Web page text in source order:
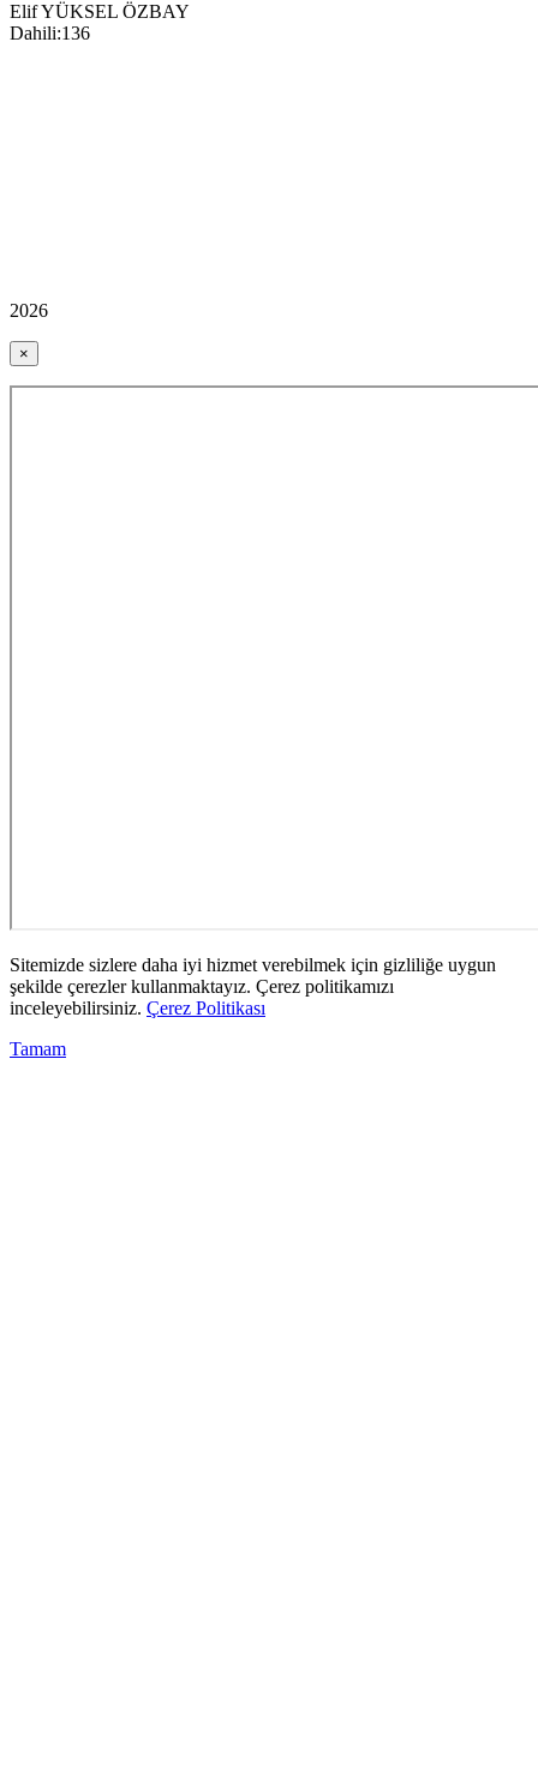
Elif YÜKSEL ÖZBAY
Dahili:136
2026
×
Sitemizde sizlere daha iyi hizmet verebilmek için gizliliğe uygun
şekilde çerezler kullanmaktayız. Çerez politikamızı
inceleyebilirsiniz. Çerez Politikası
Tamam